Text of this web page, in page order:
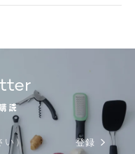
読
登録